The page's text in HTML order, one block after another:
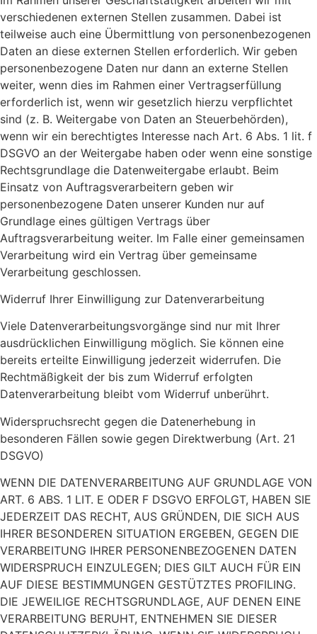
verschiedenen externen Stellen zusammen. Dabei ist
teilweise auch eine Übermittlung von personenbezogenen
Daten an diese externen Stellen erforderlich. Wir geben
personenbezogene Daten nur dann an externe Stellen
weiter, wenn dies im Rahmen einer Vertragserfüllung
erforderlich ist, wenn wir gesetzlich hierzu verpflichtet
sind (z. B. Weitergabe von Daten an Steuerbehörden),
wenn wir ein berechtigtes Interesse nach Art. 6 Abs. 1 lit. f
DSGVO an der Weitergabe haben oder wenn eine sonstige
Rechtsgrundlage die Datenweitergabe erlaubt. Beim
Einsatz von Auftragsverarbeitern geben wir
personenbezogene Daten unserer Kunden nur auf
Grundlage eines gültigen Vertrags über
Auftragsverarbeitung weiter. Im Falle einer gemeinsamen
Verarbeitung wird ein Vertrag über gemeinsame
Verarbeitung geschlossen.
Widerruf Ihrer Einwilligung zur Datenverarbeitung
Viele Datenverarbeitungsvorgänge sind nur mit Ihrer
ausdrücklichen Einwilligung möglich. Sie können eine
bereits erteilte Einwilligung jederzeit widerrufen. Die
Rechtmäßigkeit der bis zum Widerruf erfolgten
Datenverarbeitung bleibt vom Widerruf unberührt.
Widerspruchsrecht gegen die Datenerhebung in
besonderen Fällen sowie gegen Direktwerbung (Art. 21
DSGVO)
WENN DIE DATENVERARBEITUNG AUF GRUNDLAGE VON
ART. 6 ABS. 1 LIT. E ODER F DSGVO ERFOLGT, HABEN SIE
JEDERZEIT DAS RECHT, AUS GRÜNDEN, DIE SICH AUS
IHRER BESONDEREN SITUATION ERGEBEN, GEGEN DIE
VERARBEITUNG IHRER PERSONENBEZOGENEN DATEN
WIDERSPRUCH EINZULEGEN; DIES GILT AUCH FÜR EIN
AUF DIESE BESTIMMUNGEN GESTÜTZTES PROFILING.
DIE JEWEILIGE RECHTSGRUNDLAGE, AUF DENEN EINE
VERARBEITUNG BERUHT, ENTNEHMEN SIE DIESER